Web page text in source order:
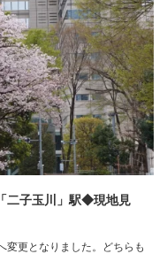
二子玉川」駅◆現地見
更となりました。どちらも